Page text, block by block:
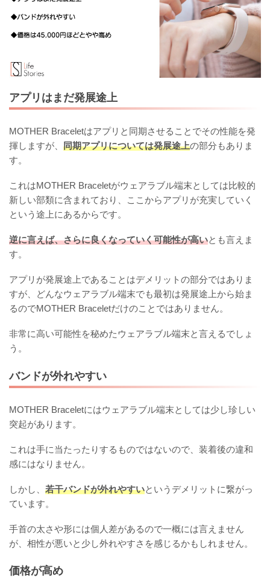
アプリはまだ発展途上
MOTHER Braceletはアプリと同期させることでその性能を発
揮しますが、 同期アプリについては発展途上の部分もありま
す。
これはMOTHER Braceletがウェアラブル端末としては比較的
新しい部類に含まれており、ここからアプリが充実していく
という途上にあるからです。
逆に言えば、さらに良くなっていく可能性が高いとも言えま
す。
アプリが発展途上であることはデメリットの部分ではありま
すが、どんなウェアラブル端末でも最初は発展途上から始ま
るのでMOTHER Braceletだけのことではありません。
非常に高い可能性を秘めたウェアラブル端末と言えるでしょ
う。
バンドが外れやすい
MOTHER Braceletにはウェアラブル端末としては少し珍しい
突起があります。
これは手に当たったりするものではないので、装着後の違和
感にはなりません。
しかし、 若干バンドが外れやすいというデメリットに繋がっ
ています。
手首の太さや形には個人差があるので一概には言えません
が、相性が悪いと少し外れやすさを感じるかもしれません。
価格が高め